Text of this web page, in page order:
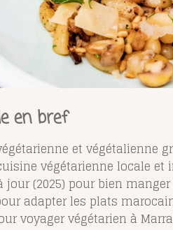
en bref
et végétalienne
végétarienne locale
jour (2025) pour bien
adapter les plats
voyager végétarien à